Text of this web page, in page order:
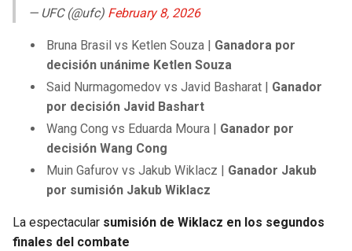
— UFC (@ufc) February 8, 2026
Bruna Brasil vs Ketlen Souza | Ganadora por
decisión unánime Ketlen Souza
Said Nurmagomedov vs Javid Basharat | Ganador
por decisión Javid Bashart
Wang Cong vs Eduarda Moura | Ganador por
decisión Wang Cong
Muin Gafurov vs Jakub Wiklacz | Ganador Jakub
por sumisión Jakub Wiklacz
La espectacular sumisión de Wiklacz en los segundos
finales del combate